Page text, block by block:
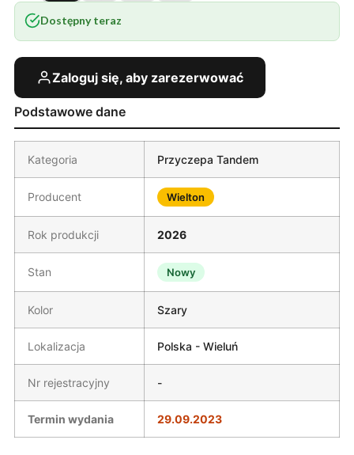
Dostępny teraz
Zaloguj się, aby zarezerwować
Podstawowe dane
Kategoria Przyczepa Tandem
Producent Wielton
Rok produkcji 2026
Stan Nowy
Kolor Szary
Lokalizacja Polska - Wieluń
Nr rejestracyjny -
Termin wydania 29.09.2023